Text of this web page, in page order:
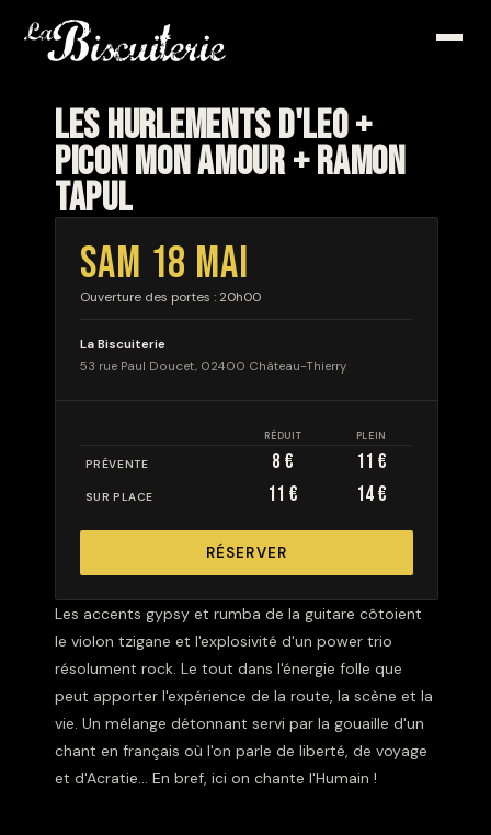
LES HURLEMENTS D'LEO +
PICON MON AMOUR + RAMON
TAPUL
Les accents gypsy et rumba de la guitare côtoient
le violon tzigane et l'explosivité d'un power trio
résolument rock. Le tout dans l'énergie folle que
peut apporter l'expérience de la route, la scène et la
vie. Un mélange détonnant servi par la gouaille d'un
chant en français où l'on parle de liberté, de voyage
et d'Acratie... En bref, ici on chante l'Humain !
SAM 18 MAI
Ouverture des portes : 20h00
La Biscuiterie
53 rue Paul Doucet, 02400 Château-Thierry
RÉDUIT PLEIN
PRÉVENTE 8 € 11 €
SUR PLACE 11 € 14 €
RÉSERVER